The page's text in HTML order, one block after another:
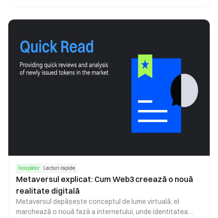
calificate. Recompensele sunt condiționate de cerințele
campaniei, de condițiile de eligibilitate și de disponibilitatea
fondurilor de premiere desemnate.
Începător Lecturi rapide
Metaversul explicat: Cum Web3 creează o nouă
realitate digitală
Metaversul depășește conceptul de lume virtuală; el
marchează o nouă fază a internetului, unde identitatea